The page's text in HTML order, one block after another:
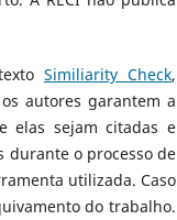
Similiarity Check,
autores garantem a
elas sejam citadas e
durante o processo de
utilizada. Caso
do trabalho.